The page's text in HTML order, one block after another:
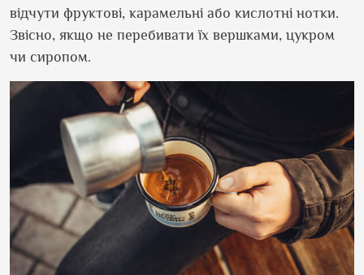
відчути фруктові, карамельні або кислотні нотки.
Звісно, якщо не перебивати їх вершками, цукром
чи сиропом.